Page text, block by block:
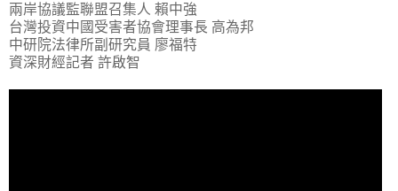
兩岸協議監聯盟召集人 賴中強
台灣投資中國受害者協會理事長 高為邦
中研院法律所副研究員 廖福特
資深財經記者 許啟智